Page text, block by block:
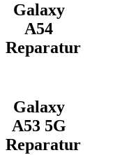
Galaxy
A54
Reparatur
Galaxy
A53 5G
Reparatur